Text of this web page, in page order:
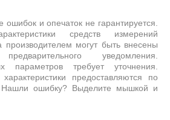
ошибок и опечаток не гарантируется.
средств измерений
производителем могут быть внесены
уведомления.
параметров требует уточнения.
предоставляются по
Нашли ошибку? Выделите мышкой и